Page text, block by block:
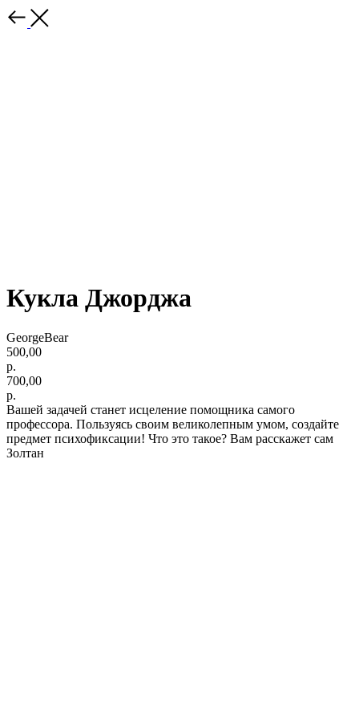
Кукла Джорджа
GeorgeBear
500,00
р.
700,00
р.
Вашей задачей станет исцеление помощника самого
профессора. Пользуясь своим великолепным умом, создайте
предмет психофиксации! Что это такое? Вам расскажет сам
Золтан